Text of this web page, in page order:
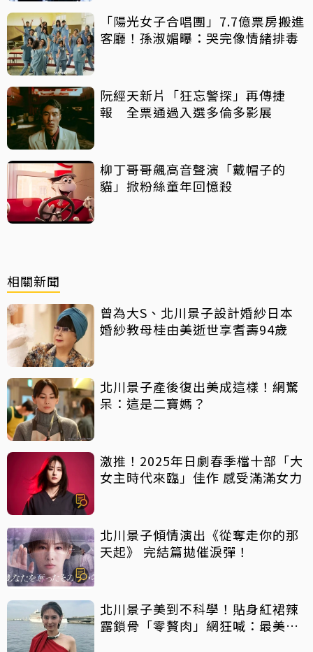
「陽光女子合唱團」7.7億票房搬進
客廳！孫淑媚曝：哭完像情緒排毒
阮經天新片「狂忘警探」再傳捷
報 全票通過入選多倫多影展
柳丁哥哥飆高音聲演「戴帽子的
貓」掀粉絲童年回憶殺
相關新聞
曾為大S、北川景子設計婚紗日本
婚紗教母桂由美逝世享耆壽94歲
北川景子產後復出美成這樣！網驚
呆：這是二寶媽？
激推！2025年日劇春季檔十部「大
女主時代來臨」佳作 感受滿滿女力
北川景子傾情演出《從奪走你的那
天起》 完結篇拋催淚彈！
北川景子美到不科學！貼身紅裙辣
露鎖骨「零贅肉」網狂喊：最美2